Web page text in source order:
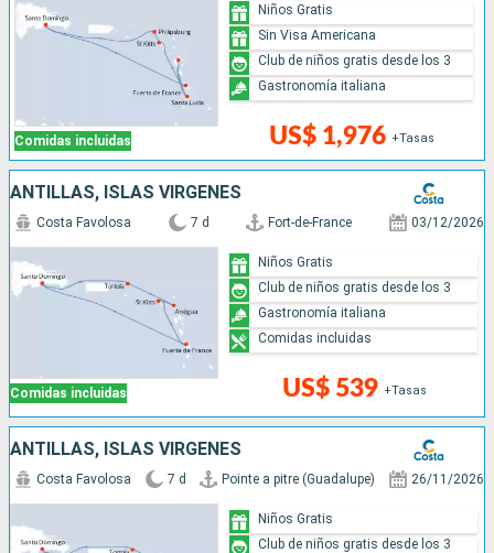
Comidas incluidas US$ 1,976 +Tasas
Niños Gratis
Sin Visa Americana
Club de niños gratis desde los 3
Gastronomía italiana
ANTILLAS, ISLAS VÍRGENES
Comidas incluidas
Costa Favolosa 7 d Fort-de-France 03/12/2026
US$ 539 +Tasas
Niños Gratis
Club de niños gratis desde los 3
Gastronomía italiana
Comidas incluidas
ANTILLAS, ISLAS VÍRGENES
Costa Favolosa 7 d Pointe a pitre (Guadalupe) 26/11/2026
Niños Gratis
Club de niños gratis desde los 3